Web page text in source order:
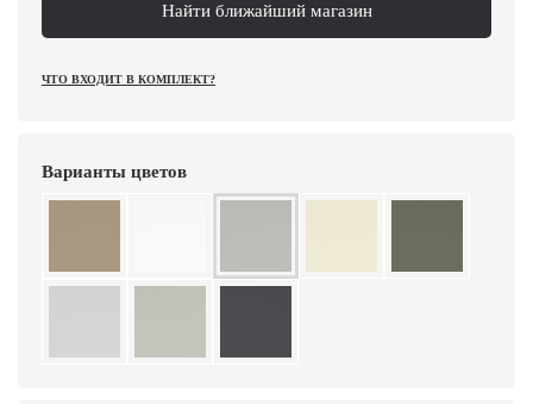
Найти ближайший магазин
ЧТО ВХОДИТ В КОМПЛЕКТ?
Варианты цветов